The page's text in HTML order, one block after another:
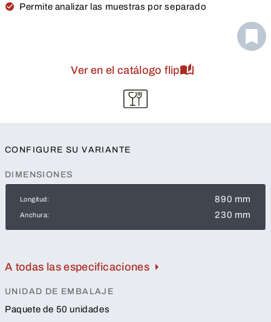
Permite analizar las muestras por separado
Ver en el catálogo flip
CONFIGURE SU VARIANTE
DIMENSIONES
Longitud: 890 mm
Anchura: 230 mm
A todas las especificaciones
UNIDAD DE EMBALAJE
Paquete de 50 unidades